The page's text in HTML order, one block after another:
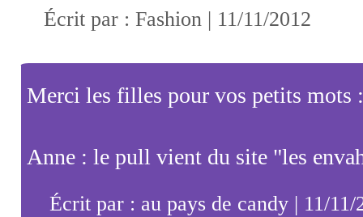
Écrit par : Fashion | 11/11/2012
Merci les filles pour vos petits mots
Anne : le pull vient du site "les
Écrit par : au pays de candy | 11/11/